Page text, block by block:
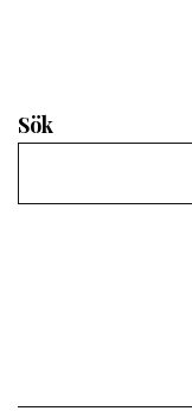
Sök